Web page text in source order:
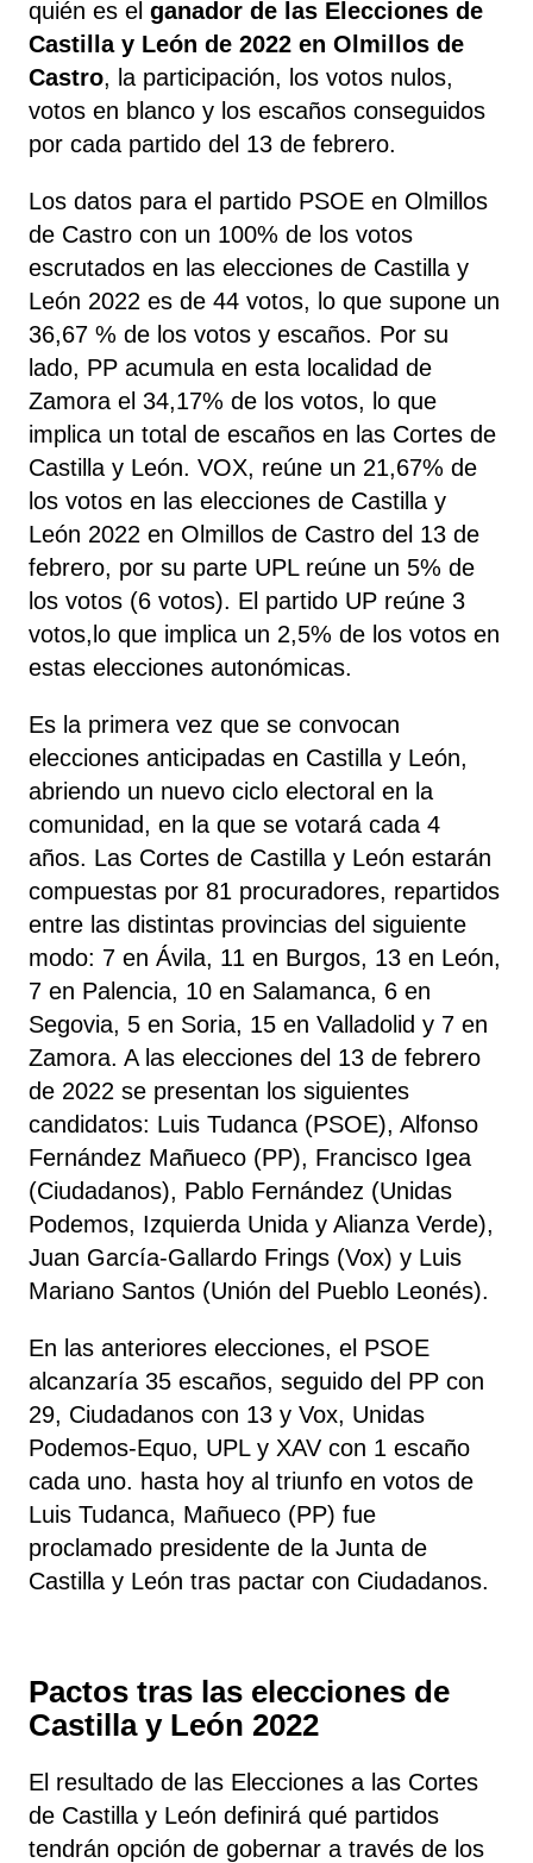
quién es el ganador de las Elecciones de
Castilla y León de 2022 en Olmillos de
Castro, la participación, los votos nulos,
votos en blanco y los escaños conseguidos
por cada partido del 13 de febrero.
Los datos para el partido PSOE en Olmillos
de Castro con un 100% de los votos
escrutados en las elecciones de Castilla y
León 2022 es de 44 votos, lo que supone un
36,67 % de los votos y escaños. Por su
lado, PP acumula en esta localidad de
Zamora el 34,17% de los votos, lo que
implica un total de escaños en las Cortes de
Castilla y León. VOX, reúne un 21,67% de
los votos en las elecciones de Castilla y
León 2022 en Olmillos de Castro del 13 de
febrero, por su parte UPL reúne un 5% de
los votos (6 votos). El partido UP reúne 3
votos,lo que implica un 2,5% de los votos en
estas elecciones autonómicas.
Es la primera vez que se convocan
elecciones anticipadas en Castilla y León,
abriendo un nuevo ciclo electoral en la
comunidad, en la que se votará cada 4
años. Las Cortes de Castilla y León estarán
compuestas por 81 procuradores, repartidos
entre las distintas provincias del siguiente
modo: 7 en Ávila, 11 en Burgos, 13 en León,
7 en Palencia, 10 en Salamanca, 6 en
Segovia, 5 en Soria, 15 en Valladolid y 7 en
Zamora. A las elecciones del 13 de febrero
de 2022 se presentan los siguientes
candidatos: Luis Tudanca (PSOE), Alfonso
Fernández Mañueco (PP), Francisco Igea
(Ciudadanos), Pablo Fernández (Unidas
Podemos, Izquierda Unida y Alianza Verde),
Juan García-Gallardo Frings (Vox) y Luis
Mariano Santos (Unión del Pueblo Leonés).
En las anteriores elecciones, el PSOE
alcanzaría 35 escaños, seguido del PP con
29, Ciudadanos con 13 y Vox, Unidas
Podemos-Equo, UPL y XAV con 1 escaño
cada uno. hasta hoy al triunfo en votos de
Luis Tudanca, Mañueco (PP) fue
proclamado presidente de la Junta de
Castilla y León tras pactar con Ciudadanos.
Pactos tras las elecciones de
Castilla y León 2022
El resultado de las Elecciones a las Cortes
de Castilla y León definirá qué partidos
tendrán opción de gobernar a través de los